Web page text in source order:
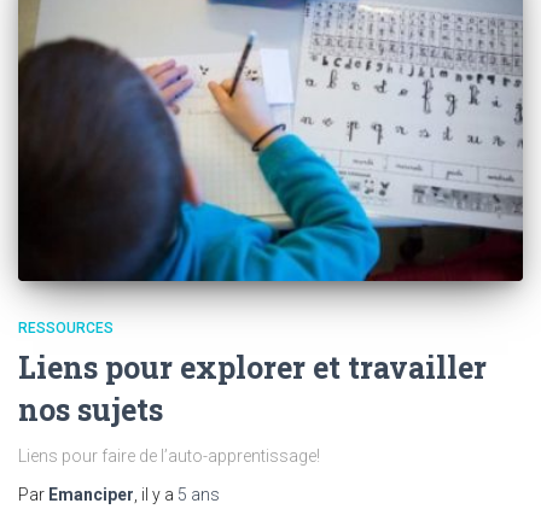
RESSOURCES
Liens pour explorer et travailler
nos sujets
Liens pour faire de l’auto-apprentissage!
Par Emanciper , il y a 5 ans